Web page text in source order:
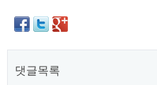
댓글목록